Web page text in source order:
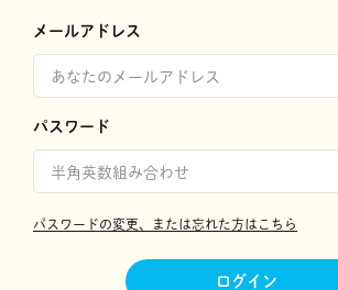
メールアドレス
パスワード
パスワードの変更、または忘れた方はこちら
ログイン